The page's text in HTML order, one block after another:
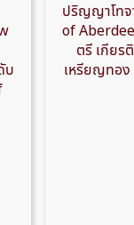
บ
ปริญญาโท
of
ตรี เกียร
เหรียญทอง